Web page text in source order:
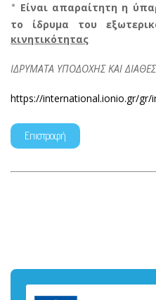
* Είναι απαραίτητη η
το ίδρυμα του
κινητικότητας
ΙΔΡΥΜΑΤΑ ΥΠΟΔΟΧΗΣ ΚΑΙ
https://international.ionio.gr/gr/
Επιστροφή